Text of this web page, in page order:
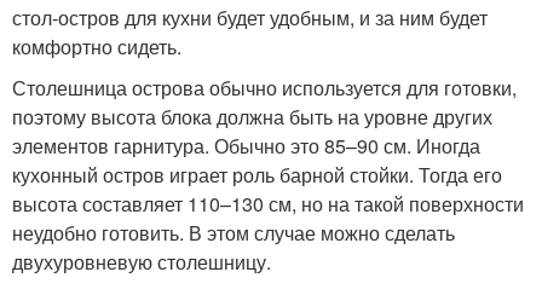
стол-остров для кухни будет удобным, и за ним будет
комфортно сидеть.
Столешница острова обычно используется для готовки,
поэтому высота блока должна быть на уровне других
элементов гарнитура. Обычно это 85–90 см. Иногда
кухонный остров играет роль барной стойки. Тогда его
высота составляет 110–130 см, но на такой поверхности
неудобно готовить. В этом случае можно сделать
двухуровневую столешницу.